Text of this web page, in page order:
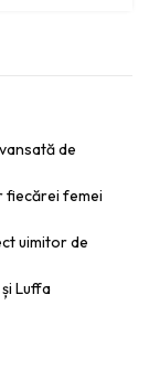
de
fiecărei femei
uimitor de
Luffa